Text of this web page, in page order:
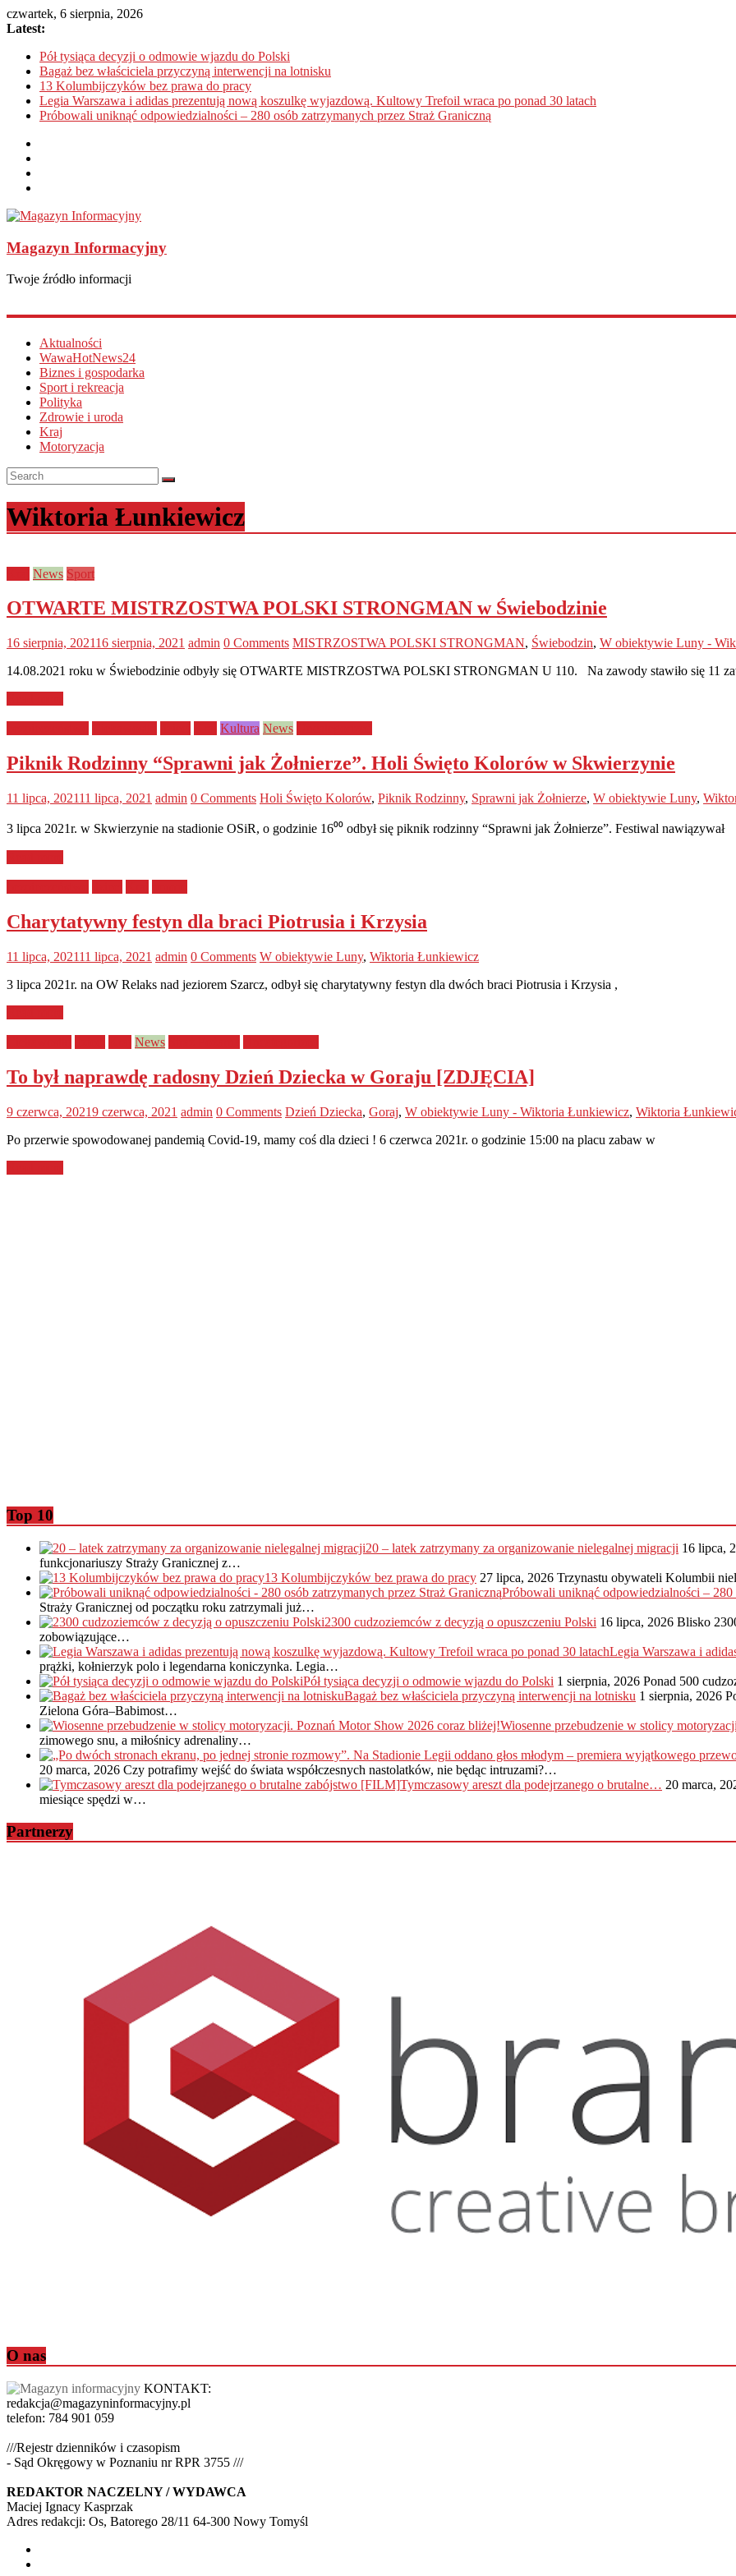
czwartek, 6 sierpnia, 2026
Latest:
Pół tysiąca decyzji o odmowie wjazdu do Polski
Bagaż bez właściciela przyczyną interwencji na lotnisku
13 Kolumbijczyków bez prawa do pracy
Legia Warszawa i adidas prezentują nową koszulkę wyjazdową. Kultowy Trefoil wraca po ponad 30 latach
Próbowali uniknąć odpowiedzialności – 280 osób zatrzymanych przez Straż Graniczną
Magazyn Informacyjny
Twoje źródło informacji
Aktualności
WawaHotNews24
Biznes i gospodarka
Sport i rekreacja
Polityka
Zdrowie i uroda
Kraj
Motoryzacja
Wiktoria Łunkiewicz
News Sport
OTWARTE MISTRZOSTWA POLSKI STRONGMAN w Świebodzinie
16 sierpnia, 202116 sierpnia, 2021 admin 0 Comments MISTRZOSTWA POLSKI STRONGMAN, Świebodzin, W obiektywie Luny -
14.08.2021 roku w Świebodzinie odbyły się OTWARTE MISTRZOSTWA POLSKI STRONGMAN U 110. Na zawody stawiło się 11
Kultura News
Piknik Rodzinny “Sprawni jak Żołnierze”. Holi Święto Kolorów w Skwierzynie
11 lipca, 202111 lipca, 2021 admin 0 Comments Holi Święto Kolorów, Piknik Rodzinny, Sprawni jak Żołnierze, W obiektywie Luny,
3 lipca 2021r. w Skwierzynie na stadionie OSiR, o godzinie 16⁰⁰ odbył się piknik rodzinny “Sprawni jak Żołnierze”. Festiwal nawiązywał
Charytatywny festyn dla braci Piotrusia i Krzysia
11 lipca, 202111 lipca, 2021 admin 0 Comments W obiektywie Luny, Wiktoria Łunkiewicz
3 lipca 2021r. na OW Relaks nad jeziorem Szarcz, odbył się charytatywny festyn dla dwóch braci Piotrusia i Krzysia ,
News
To był naprawdę radosny Dzień Dziecka w Goraju [ZDJĘCIA]
9 czerwca, 20219 czerwca, 2021 admin 0 Comments Dzień Dziecka, Goraj, W obiektywie Luny - Wiktoria Łunkiewicz, Wiktoria
Po przerwie spowodowanej pandemią Covid-19, mamy coś dla dzieci ! 6 czerwca 2021r. o godzinie 15:00 na placu zabaw w
Top 10
20 – latek zatrzymany za organizowanie nielegalnej migracji 16 lipca,
funkcjonariuszy Straży Granicznej z…
13 Kolumbijczyków bez prawa do pracy 27 lipca, 2026 Trzynastu obywateli Kolumbii
Próbowali uniknąć odpowiedzialności –
Straży Granicznej od początku roku zatrzymali już…
2300 cudzoziemców z decyzją o opuszczeniu Polski 16 lipca, 2026 Blisko
zobowiązujące…
Legia Warszawa i
prążki, kołnierzyk polo i legendarna koniczynka. Legia…
Pół tysiąca decyzji o odmowie wjazdu do Polski 1 sierpnia, 2026 Ponad 500
Bagaż bez właściciela przyczyną interwencji na lotnisku 1 sierpnia, 2026
Zielona Góra–Babimost…
Wiosenne przebudzenie w stolicy
zimowego snu, a miłośnicy adrenaliny…
20 marca, 2026 Czy potrafimy wejść do świata współczesnych nastolatków, nie będąc intruzami?…
Tymczasowy areszt dla podejrzanego o brutalne… 20 marca,
miesiące spędzi w…
Partnerzy
O nas
KONTAKT:
redakcja@magazyninformacyjny.pl
telefon: 784 901 059
///Rejestr dzienników i czasopism
- Sąd Okręgowy w Poznaniu nr RPR 3755 ///
REDAKTOR NACZELNY / WYDAWCA
Maciej Ignacy Kasprzak
Adres redakcji: Os, Batorego 28/11 64-300 Nowy Tomyśl